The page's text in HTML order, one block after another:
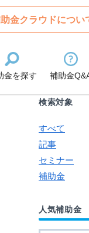
金クラウドについ
金を探す 補助金
Search
条件から記
検索対象
すべて
記事
セミナー
補助金
人気補助金